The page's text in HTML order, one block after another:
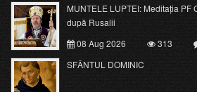
MUNTELE LUPTEI: Meditația PF
după Rusalii
08 Aug 2026
313
SFÂNTUL DOMINIC